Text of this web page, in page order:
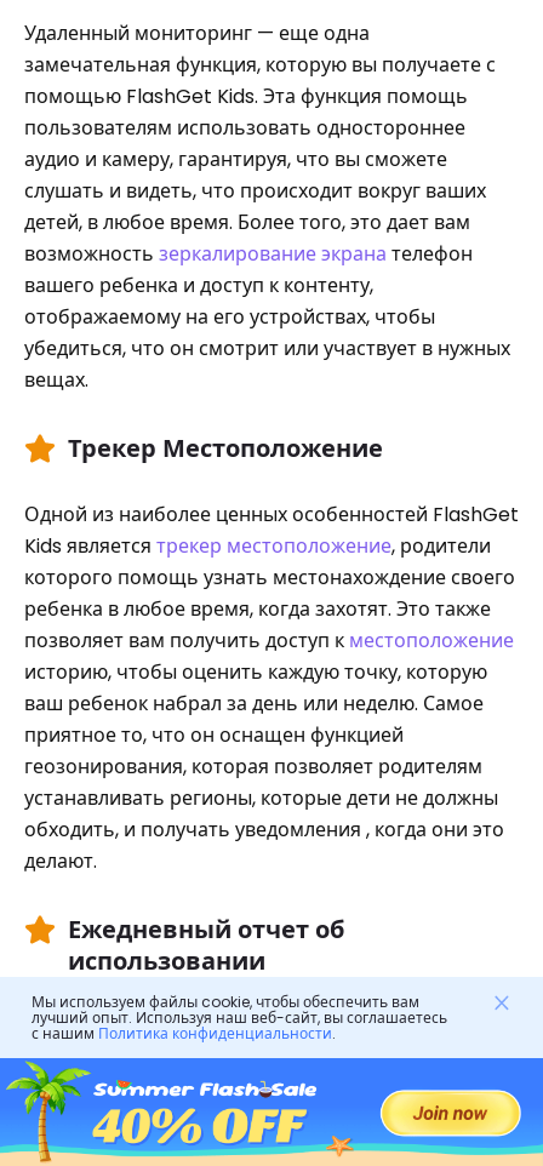
Удаленный мониторинг — еще одна
замечательная функция, которую вы получаете с
помощью FlashGet Kids. Эта функция помощь
пользователям использовать одностороннее
аудио и камеру, гарантируя, что вы сможете
слушать и видеть, что происходит вокруг ваших
детей, в любое время. Более того, это дает вам
возможность зеркалирование экрана телефон
вашего ребенка и доступ к контенту,
отображаемому на его устройствах, чтобы
убедиться, что он смотрит или участвует в нужных
вещах.
Трекер Местоположение
Одной из наиболее ценных особенностей FlashGet
Kids является трекер местоположение, родители
которого помощь узнать местонахождение своего
ребенка в любое время, когда захотят. Это также
позволяет вам получить доступ к местоположение
историю, чтобы оценить каждую точку, которую
ваш ребенок набрал за день или неделю. Самое
приятное то, что он оснащен функцией
геозонирования, которая позволяет родителям
устанавливать регионы, которые дети не должны
обходить, и получать уведомления , когда они это
делают.
Ежедневный отчет об
использовании
Получение ежедневных или еженедельных
отчетов об использовании телефона ребенком —
отличная функция, особенно если вы занятый
родитель. Это позволяет вам следить за
прогрессом вашего ребенка онлайн , проверяя,
Мы используем файлы cookie, чтобы обеспечить вам
лучший опыт. Используя наш веб-сайт, вы соглашаетесь
с нашим Политика конфиденциальности.